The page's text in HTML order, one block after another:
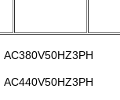
AC380V50HZ3PH
AC440V50HZ3PH